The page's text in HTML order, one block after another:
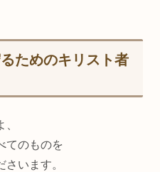
ためのキリスト者
てのものを
います。